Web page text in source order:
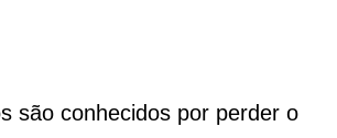
são conhecidos por perder o